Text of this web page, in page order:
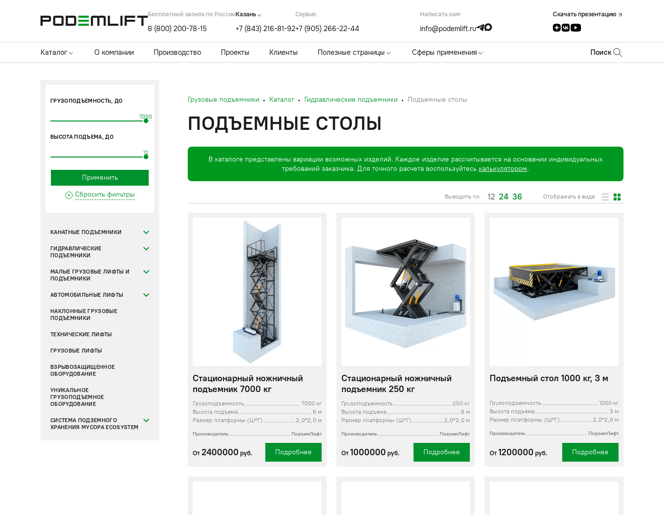
Бесплатный звонок по России
8 (800) 200-78-15
Казань
+7 (843) 216-81-92
Cервис
+7 (905) 266-22-44
Написать нам
info@podemlift.ru
Скачать презентацию
Каталог О компании Производство Проекты Клиенты Полезные страницы Сферы применения Поиск
ГРУЗОПОДЪЕМНОСТЬ, ДО
7000
ВЫСОТА ПОДЪЕМА, ДО
12
Применить
Сбросить фильтры
КАНАТНЫЕ ПОДЪЕМНИКИ
ГИДРАВЛИЧЕСКИЕ
ПОДЪЕМНИКИ
МАЛЫЕ ГРУЗОВЫЕ ЛИФТЫ И
ПОДЪЕМНИКИ
АВТОМОБИЛЬНЫЕ ЛИФТЫ
НАКЛОННЫЕ ГРУЗОВЫЕ
ПОДЪЕМНИКИ
ТЕХНИЧЕСКИЕ ЛИФТЫ
ГРУЗОВЫЕ ЛИФТЫ
ВЗРЫВОЗАЩИЩЕННОЕ
ОБОРУДОВАНИЕ
УНИКАЛЬНОЕ
ГРУЗОПОДЪЕМНОЕ
ОБОРУДОВАНИЕ
СИСТЕМА ПОДЗЕМНОГО
ХРАНЕНИЯ МУСОРА ECOSYSTEM
Грузовые подъемники Каталог Гидравлические подъемники Подъемные столы
ПОДЪЕМНЫЕ СТОЛЫ
В каталоге представлены вариации возможных изделий. Каждое изделие рассчитывается на основании индивидуальных
требований заказчика. Для точного расчета воспользуйтесь калькулятором.
Выводить по 12 24 36 Отображать в виде
Стационарный ножничный
подъемник 7000 кг
Грузоподъемность
7000 кг
Высота подъема
6 м
Размер платформы (Ш*Г)
2,0*2,0 м
Производитель ПодъемЛифт
От 2400000 руб. Подробнее
Стационарный ножничный
подъемник 250 кг
Грузоподъемность
250 кг
Высота подъема
6 м
Размер платформы (Ш*Г)
2,0*2,0 м
Производитель ПодъемЛифт
От 1000000 руб. Подробнее
Подъемный стол 1000 кг, 3 м
Грузоподъемность
1000 кг
Высота подъема
3 м
Размер платформы (Ш*Г)
2,0*2,0 м
Производитель ПодъемЛифт
От1200000 руб. Подробнее